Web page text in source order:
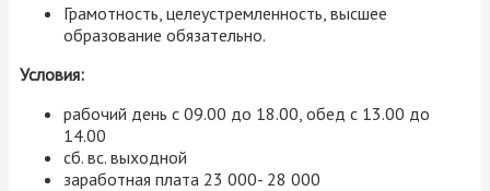
Грамотность, целеустремленность, высшее
образование обязательно.
Условия:
рабочий день с 09.00 до 18.00, обед с 13.00 до
14.00
сб. вс. выходной
заработная плата 23 000- 28 000